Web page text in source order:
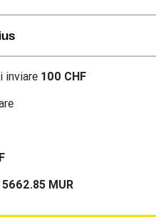
inviare 100 CHF
5662.85 MUR